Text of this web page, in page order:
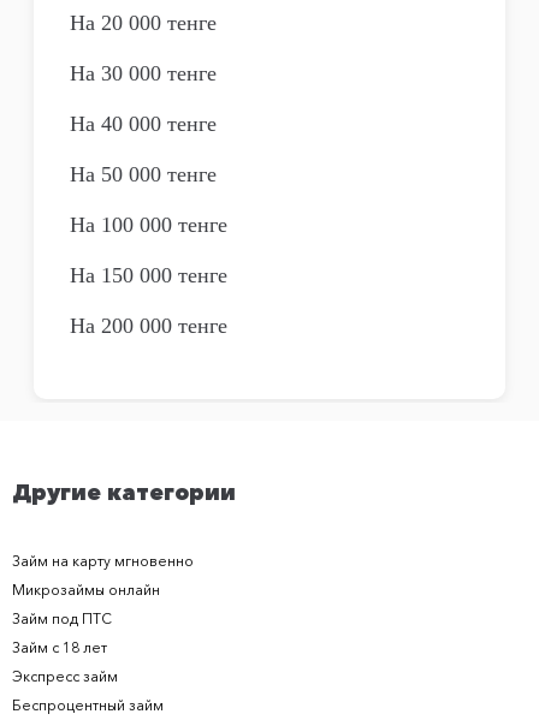
На 20 000 тенге
На 30 000 тенге
На 40 000 тенге
На 50 000 тенге
На 100 000 тенге
На 150 000 тенге
На 200 000 тенге
Другие категории
Займ на карту мгновенно
Микрозаймы онлайн
Займ под ПТС
Займ с 18 лет
Экспресс займ
Беспроцентный займ